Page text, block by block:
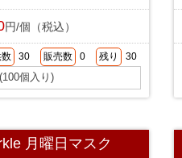
円/個（税込）
30 販売数 0 残り 30
個入り)
月曜日マスク